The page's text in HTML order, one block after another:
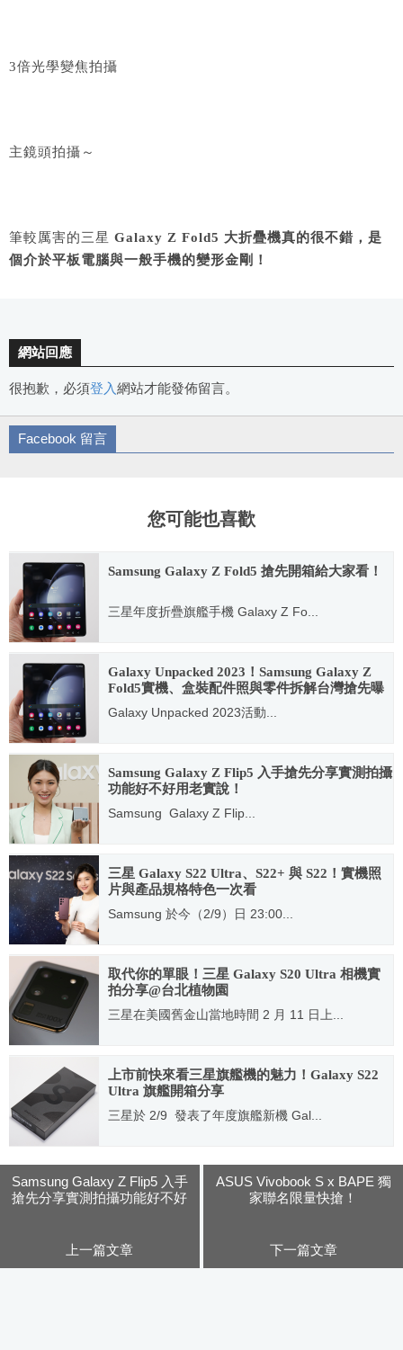
3倍光學變焦拍攝
主鏡頭拍攝～
筆較厲害的三星 Galaxy Z Fold5 大折疊機真的很不錯，是
個介於平板電腦與一般手機的變形金剛！
網站回應
很抱歉，必須登入網站才能發佈留言。
Facebook 留言
您可能也喜歡
Samsung Galaxy Z Fold5 搶先開箱給大家看！
三星年度折疊旗艦手機 Galaxy Z Fo...
2023.08.09
Galaxy Unpacked 2023！Samsung Galaxy Z
Fold5實機、盒裝配件照與零件拆解台灣搶先曝
光！
Galaxy Unpacked 2023活動...
2023.07.26
Samsung Galaxy Z Flip5 入手搶先分享實測拍攝
功能好不好用老實說！
Samsung Galaxy Z Flip...
2023.08.18
三星 Galaxy S22 Ultra、S22+ 與 S22！實機照
片與產品規格特色一次看
Samsung 於今（2/9）日 23:00...
2022.02.09
取代你的單眼！三星 Galaxy S20 Ultra 相機實
拍分享@台北植物園
三星在美國舊金山當地時間 2 月 11 日上...
上市前快來看三星旗艦機的魅力！Galaxy S22
Ultra 旗艦開箱分享
三星於 2/9 發表了年度旗艦新機 Gal...
Samsung Galaxy Z Flip5 入手
搶先分享實測拍攝功能好不好
上一篇文章
ASUS Vivobook S x BAPE 獨
家聯名限量快搶！
下一篇文章